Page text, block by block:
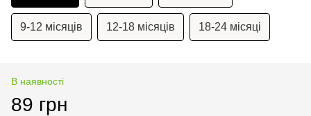
9-12 місяців 12-18 місяців 18-24 місяці
В наявності
89 грн